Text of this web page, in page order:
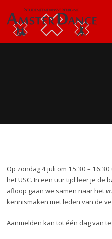
content
Op zondag 4 juli om 15:30 –
het USC. In een uur tijd leer je de
afloop gaan we samen naar het
kennismaken met leden van de
Aanmelden kan tot één dag van